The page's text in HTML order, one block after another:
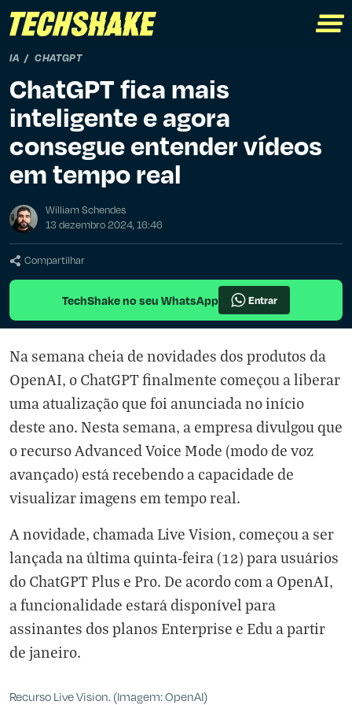
IA CHATGPT
ChatGPT fica mais
inteligente e agora
consegue entender vídeos
em tempo real
William Schendes
13 dezembro 2024, 16:46
Compartilhar
TechShake no seu WhatsApp Entrar
Na semana cheia de novidades dos produtos da
OpenAI, o ChatGPT finalmente começou a liberar
uma atualização que foi anunciada no início
deste ano. Nesta semana, a empresa divulgou que
o recurso Advanced Voice Mode (modo de voz
avançado) está recebendo a capacidade de
visualizar imagens em tempo real.
A novidade, chamada Live Vision, começou a ser
lançada na última quinta-feira (12) para usuários
do ChatGPT Plus e Pro. De acordo com a OpenAI,
a funcionalidade estará disponível para
assinantes dos planos Enterprise e Edu a partir
de janeiro.
Recurso Live Vision. (Imagem: OpenAI)